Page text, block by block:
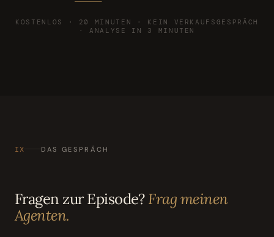
KOSTENLOS · 20 MINUTEN · KEIN VERKAUFSGESPRÄCH
· ANALYSE IN 3 MINUTEN
IX DAS GESPRÄCH
Fragen zur Episode?Frag meinen
Agenten.